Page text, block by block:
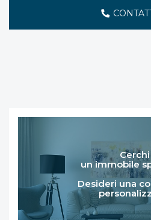
Cerchi
un immobile
Desideri una